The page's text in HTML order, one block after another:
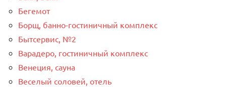
Бегемот
Борщ, банно-гостиничный комплекс
Бытсервис, №2
Варадеро, гостиничный комплекс
Венеция, сауна
Веселый соловей, отель